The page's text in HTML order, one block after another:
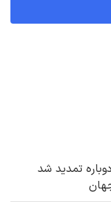
دوباره تمدید شد